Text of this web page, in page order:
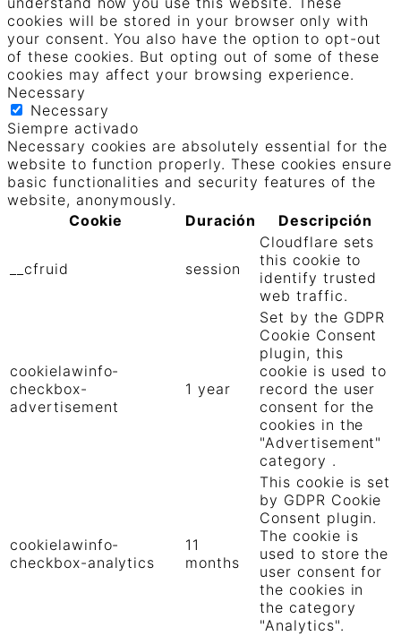
cookies will be stored in your browser only with
your consent. You also have the option to opt-out
of these cookies. But opting out of some of these
cookies may affect your browsing experience.
Necessary
Necessary
Siempre activado
Necessary cookies are absolutely essential for the
website to function properly. These cookies ensure
basic functionalities and security features of the
website, anonymously.
Cookie
Duración Descripción
__cfruid session
Cloudflare sets
this cookie to
identify trusted
web traffic.
cookielawinfo-
checkbox-
advertisement
1 year
Set by the GDPR
Cookie Consent
plugin, this
cookie is used to
record the user
consent for the
cookies in the
"Advertisement"
category .
cookielawinfo-
checkbox-analytics
11
months
This cookie is set
by GDPR Cookie
Consent plugin.
The cookie is
used to store the
user consent for
the cookies in
the category
"Analytics".